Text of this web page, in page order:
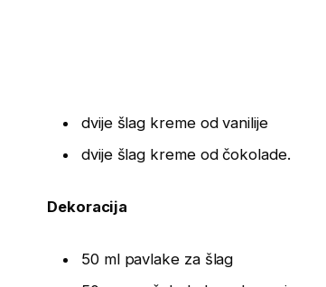
dvije šlag kreme od vanilije
dvije šlag kreme od čokolade.
Dekoracija
50 ml pavlake za šlag